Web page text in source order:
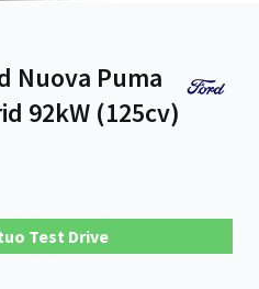
Nuova Puma
92kW (125cv)
Test Drive